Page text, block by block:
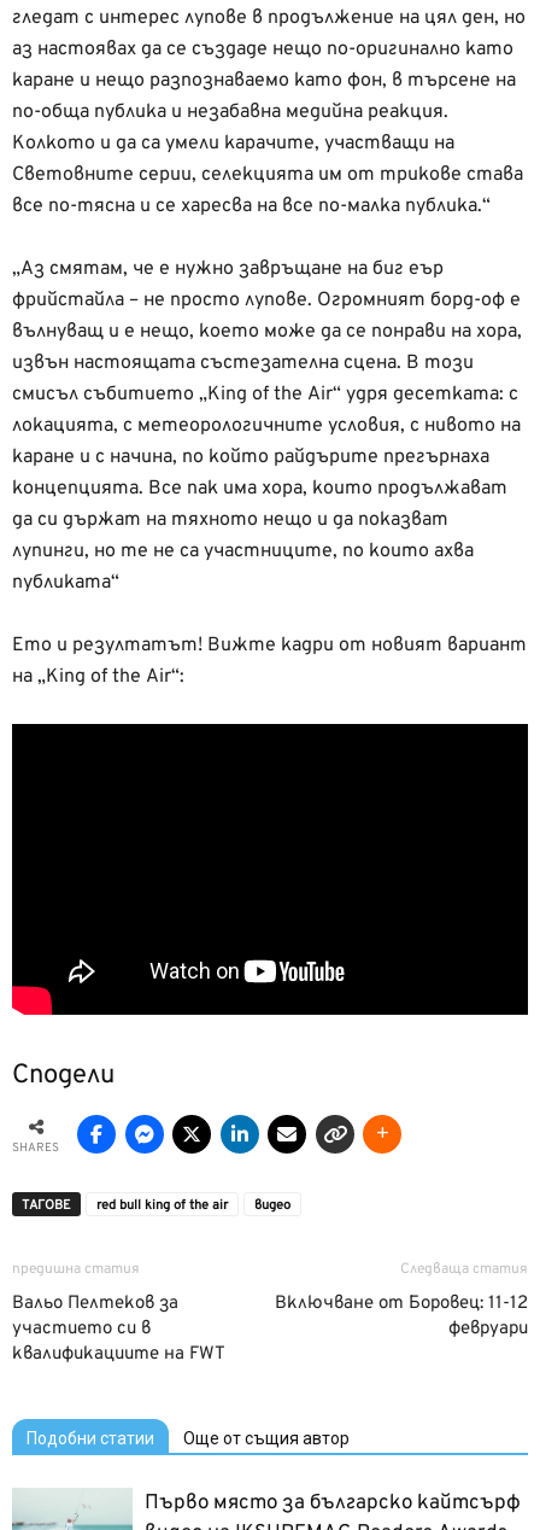
гледат с интерес лупове в продължение на цял ден, но
аз настоявах да се създаде нещо по-оригинално като
каране и нещо разпознаваемо като фон, в търсене на
по-обща публика и незабавна медийна реакция.
Колкото и да са умели карачите, участващи на
Световните серии, селекцията им от трикове става
все по-тясна и се харесва на все по-малка публика.“
„Аз смятам, че е нужно завръщане на биг еър
фрийстайла – не просто лупове. Огромният борд-оф е
вълнуващ и е нещо, което може да се понрави на хора,
извън настоящата състезателна сцена. В този
смисъл събитието „King of the Air“ удря десетката: с
локацията, с метеорологичните условия, с нивото на
каране и с начина, по който райдърите прегърнаха
концепцията. Все пак има хора, които продължават
да си държат на тяхното нещо и да показват
лупинги, но те не са участниците, по които ахва
публиката“
Ето и резултатът! Вижте кадри от новият вариант
на „King of the Air“:
Сподели
SHARES
ТАГОВЕ red bull king of the air видео
предишна статия
Вальо Пелтеков за
участието си в
квалификациите на FWT
Следваща статия
Включване от Боровец: 11-12
февруари
Подобни статии Още от същия автор
Първо място за българско кайтсърф